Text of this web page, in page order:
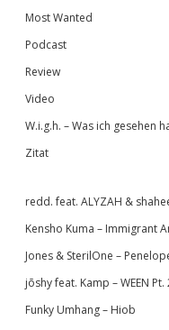
Most Wanted
Podcast
Review
Video
W.i.g.h. – Was ich gesehen
Zitat
redd. feat. ALYZAH &
Kensho Kuma – Immigrant
Jones & SterilOne –
jōshy feat. Kamp – WEEN Pt.
Funky Umhang – Hiob